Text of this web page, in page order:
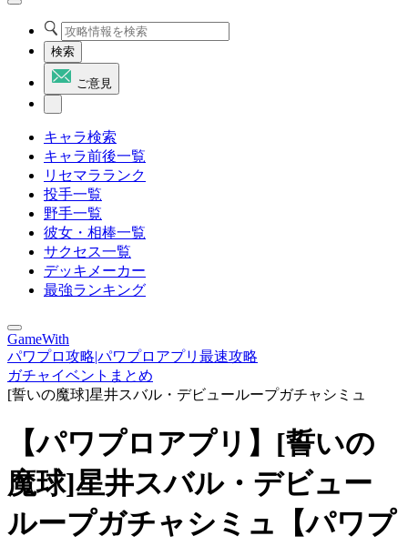
検索
ご意見
キャラ検索
キャラ前後一覧
リセマラランク
投手一覧
野手一覧
彼女・相棒一覧
サクセス一覧
デッキメーカー
最強ランキング
GameWith
パワプロ攻略|パワプロアプリ最速攻略
ガチャイベントまとめ
[誓いの魔球]星井スバル・デビューループガチャシミュ
【パワプロアプリ】[誓いの
魔球]星井スバル・デビュー
ループガチャシミュ【パワプ